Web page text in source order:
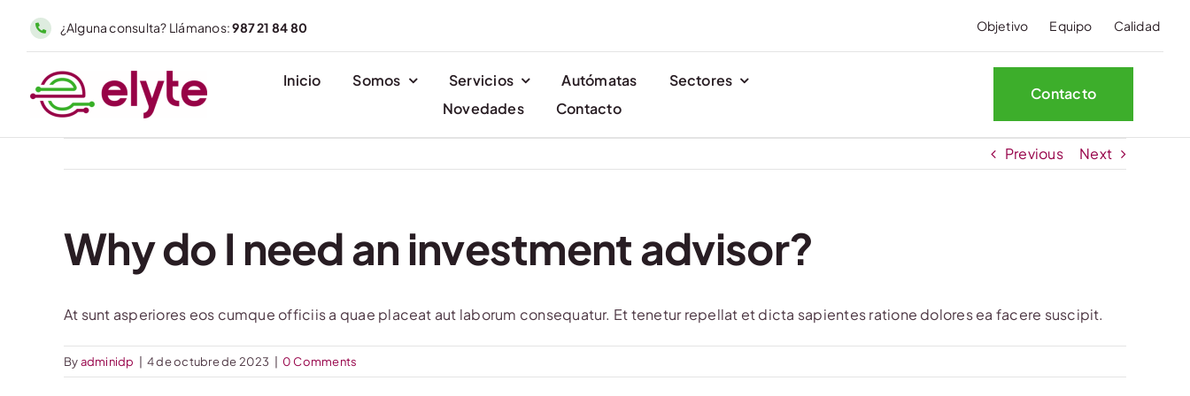
¿Alguna consulta? Llámanos:987 21 84 80 Objetivo Equipo Calidad
Inicio Somos Servicios Autómatas
Sectores
Novedades
Contacto
Contacto
Previous Next
Why do I need an investment advisor?
At sunt asperiores eos cumque officiis a quae placeat aut laborum consequatur. Et tenetur repellat et dicta sapientes ratione dolores ea facere suscipit.
Byadminidp 4 de octubre de 2023 0 Comments